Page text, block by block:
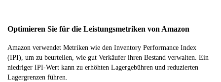
Optimieren Sie für die Leistungsmetriken von Amazon
Amazon verwendet Metriken wie den Inventory Performance Index
(IPI), um zu beurteilen, wie gut Verkäufer ihren Bestand verwalten. Ein
niedriger IPI-Wert kann zu erhöhten Lagergebühren und reduzierten
Lagergrenzen führen.